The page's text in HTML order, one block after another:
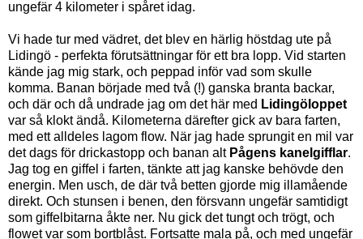
ungefär 4 kilometer i spåret idag.
Vi hade tur med vädret, det blev en härlig höstdag ute på
Lidingö - perfekta förutsättningar för ett bra lopp. Vid starten
kände jag mig stark, och peppad inför vad som skulle
komma. Banan började med två (!) ganska branta backar,
och där och då undrade jag om det här med Lidingöloppet
var så klokt ändå. Kilometerna därefter gick av bara farten,
med ett alldeles lagom flow. När jag hade sprungit en mil var
det dags för drickastopp och banan alt Pågens kanelgifflar.
Jag tog en giffel i farten, tänkte att jag kanske behövde den
energin. Men usch, de där två betten gjorde mig illamående
direkt. Och stunsen i benen, den försvann ungefär samtidigt
som giffelbitarna åkte ner. Nu gick det tungt och trögt, och
flowet var som bortblåst. Fortsatte mala på, och med ungefär